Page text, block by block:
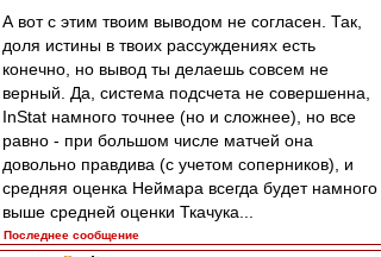
А вот с этим твоим выводом не согласен. Так,
доля истины в твоих рассуждениях есть
конечно, но вывод ты делаешь совсем не
верный. Да, система подсчета не совершенна,
InStаt намного точнее (но и сложнее), но все
равно - при большом числе матчей она
довольно правдива (с учетом соперников), и
средняя оценка Неймара всегда будет намного
выше средней оценки Ткачука...
Последнее сообщение